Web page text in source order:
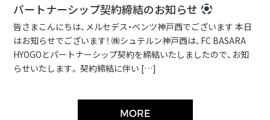
パートナーシップ契約締結のお知らせ
皆さまこんにちは、メルセデス・ベンツ神戸西でございます 本日
はお知らせでございます！ ㈱シュテルン神戸西は、FC BASARA
HYOGOとパートナーシップ契約を締結いたしましたので、お知
らせいたします。 契約締結に伴い […]
MORE